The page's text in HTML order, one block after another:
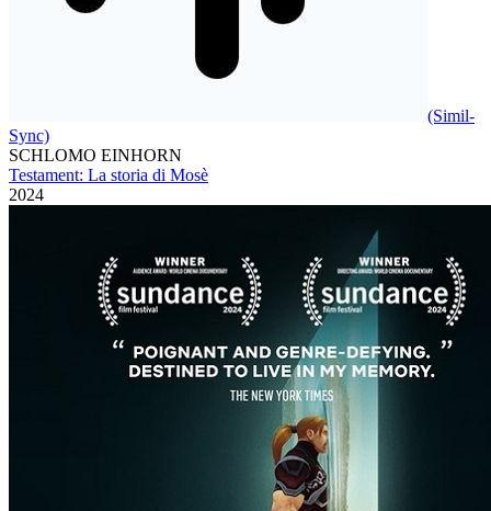
(Simil-
Sync)
SCHLOMO EINHORN
Testament: La storia di Mosè
2024